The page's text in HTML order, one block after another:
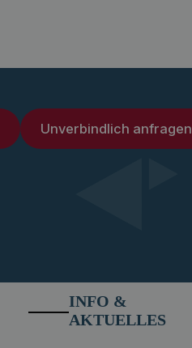
Unverbindlich anfragen
INFO &
AKTUELLES